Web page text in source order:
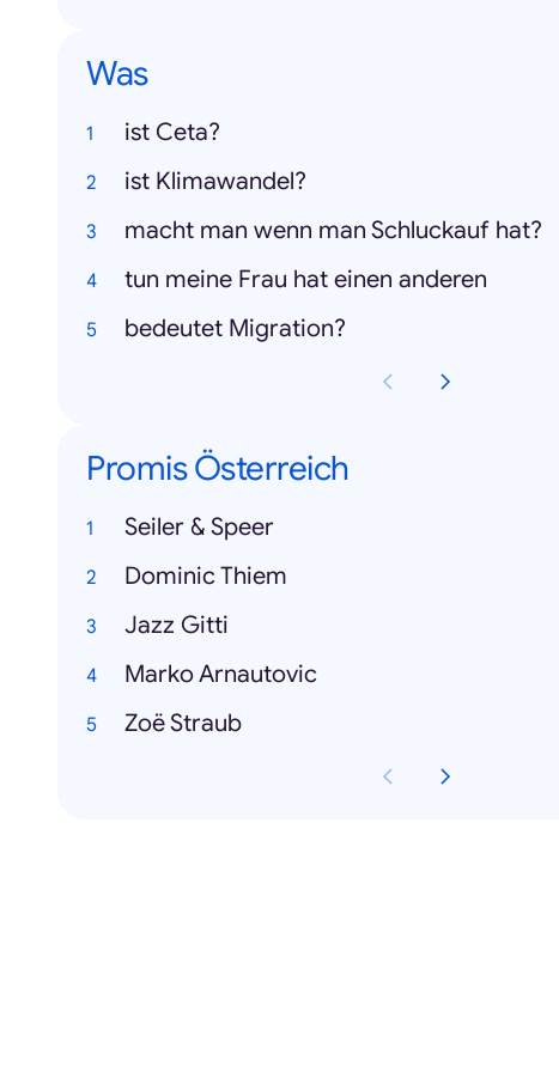
Was
ist Ceta?
ist Klimawandel?
macht man wenn man Schluckauf hat?
tun meine Frau hat einen anderen
bedeutet Migration?
Promis Österreich
Seiler & Speer
Dominic Thiem
Jazz Gitti
Marko Arnautovic
Zoë Straub